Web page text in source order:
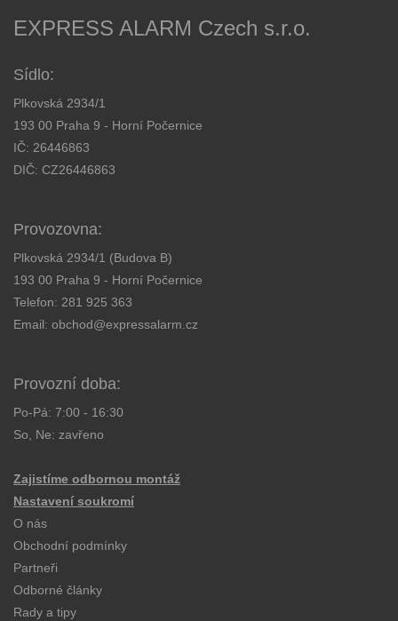
EXPRESS ALARM Czech s.r.o.
Sídlo:
Plkovská 2934/1
193 00 Praha 9 - Horní Počernice
IČ: 26446863
DIČ: CZ26446863
Provozovna:
Plkovská 2934/1 (Budova B)
193 00 Praha 9 - Horní Počernice
Telefon: 281 925 363
Email: obchod@expressalarm.cz
Provozní doba:
Po-Pá: 7:00 - 16:30
So, Ne: zavřeno
Zajistíme odbornou montáž
Nastavení soukromí
O nás
Obchodní podmínky
Partneři
Odborné články
Rady a tipy